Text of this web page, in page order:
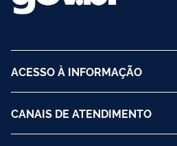
ACESSO À INFORMAÇÃO
CANAIS DE ATENDIMENTO